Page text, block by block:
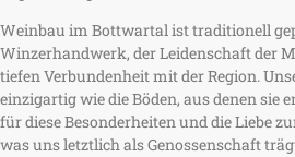
Weinbau im Bottwartal ist traditionell
Winzerhandwerk, der Leidenschaft der
tiefen Verbundenheit mit der Region.
einzigartig wie die Böden, aus denen sie
für diese Besonderheiten und die Liebe
was uns letztlich als Genossenschaft